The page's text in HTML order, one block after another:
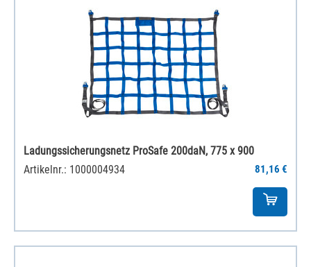
Ladungssicherungsnetz ProSafe 200daN, 775 x 900
Artikelnr.: 1000004934
81,16 €